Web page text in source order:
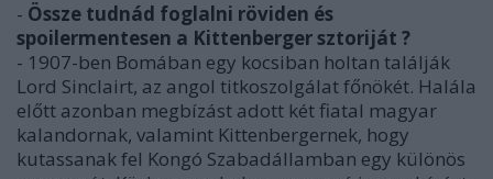
- Össze tudnád foglalni röviden és
spoilermentesen a Kittenberger sztoriját ?
- 1907-ben Bomában egy kocsiban holtan találják
Lord Sinclairt, az angol titkoszolgálat főnökét. Halála
előtt azonban megbízást adott két fiatal magyar
kalandornak, valamint Kittenbergernek, hogy
kutassanak fel Kongó Szabadállamban egy különös